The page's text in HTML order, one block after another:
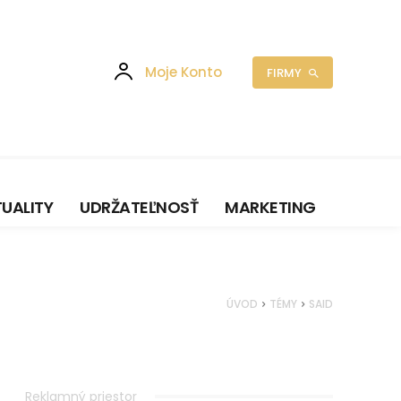
Moje Konto FIRMY
UDRŽATEĽNOSŤ MARKETING
ÚVOD TÉMY SAID
Reklamný priestor